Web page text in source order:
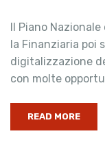
Il Piano Nazionale
la Finanziaria poi
digitalizzazione
con molte
READ MORE